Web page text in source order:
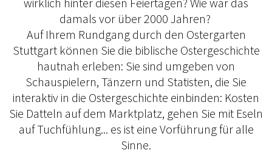
damals vor über 2000 Jahren?
Auf Ihrem Rundgang durch den Ostergarten
Stuttgart können Sie die biblische Ostergeschichte
hautnah erleben: Sie sind umgeben von
Schauspielern, Tänzern und Statisten, die Sie
interaktiv in die Ostergeschichte einbinden: Kosten
Sie Datteln auf dem Marktplatz, gehen Sie mit Eseln
auf Tuchfühlung... es ist eine Vorführung für alle
Sinne.